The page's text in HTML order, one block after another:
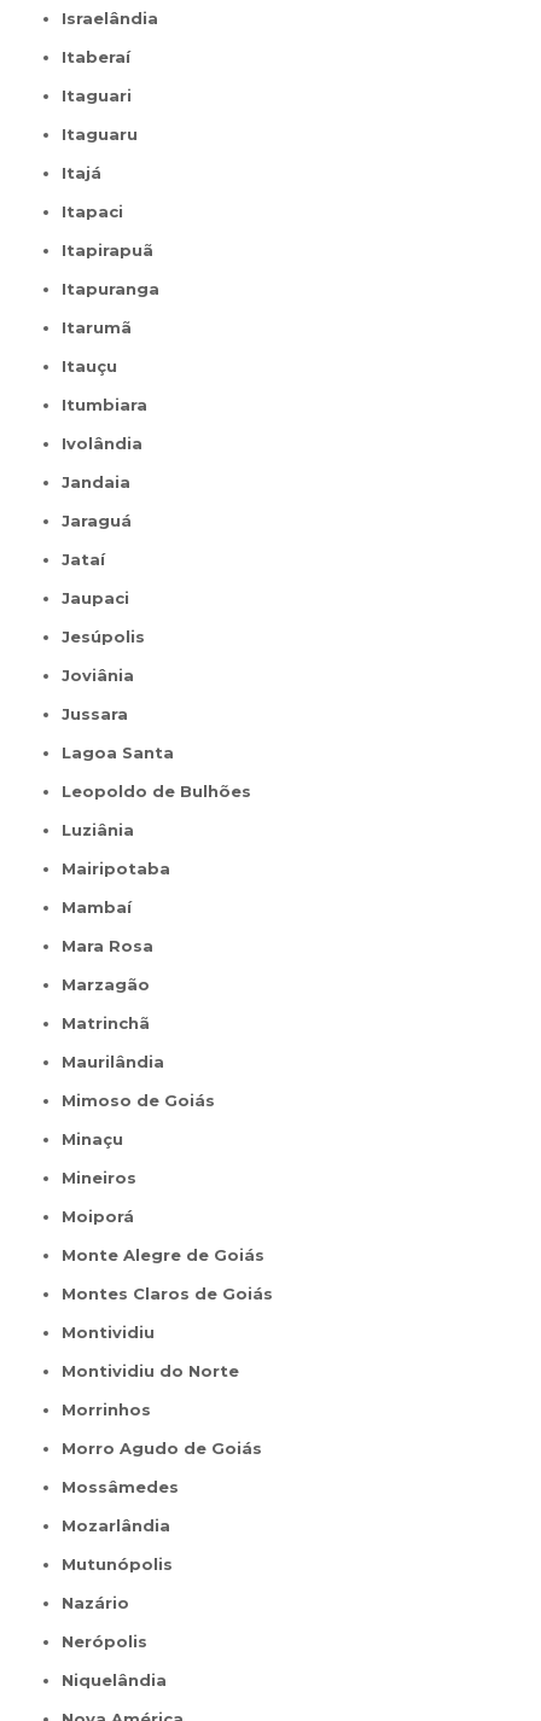
Israelândia
Itaberaí
Itaguari
Itaguaru
Itajá
Itapaci
Itapirapuã
Itapuranga
Itarumã
Itauçu
Itumbiara
Ivolândia
Jandaia
Jaraguá
Jataí
Jaupaci
Jesúpolis
Joviânia
Jussara
Lagoa Santa
Leopoldo de Bulhões
Luziânia
Mairipotaba
Mambaí
Mara Rosa
Marzagão
Matrinchã
Maurilândia
Mimoso de Goiás
Minaçu
Mineiros
Moiporá
Monte Alegre de Goiás
Montes Claros de Goiás
Montividiu
Montividiu do Norte
Morrinhos
Morro Agudo de Goiás
Mossâmedes
Mozarlândia
Mutunópolis
Nazário
Nerópolis
Niquelândia